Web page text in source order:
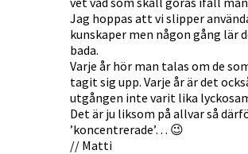
Jag hoppas att vi slipper
kunskaper men någon gång lär
bada.
Varje år hör man talas om de
tagit sig upp. Varje år är det
utgången inte varit lika
Det är ju liksom på allvar så
’koncentrerade’… 😉
// Matti